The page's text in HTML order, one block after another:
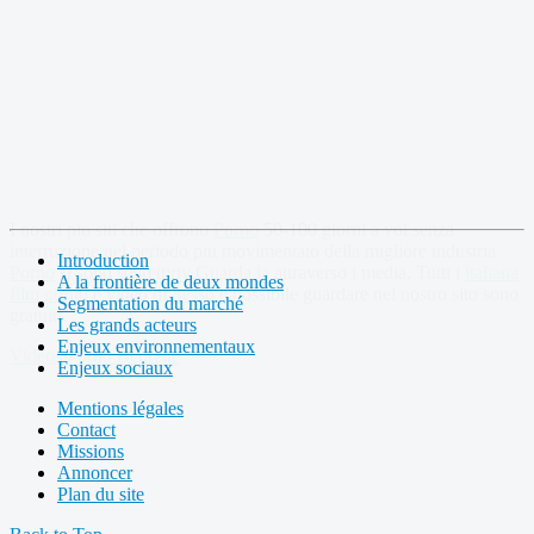
I nostri piu siti che offronoPorno50-100 giorni a voi senza
interruzione nel periodo piu movimentato della migliore industria
si sono seyrettiriy Guarda la attraverso i media. Tutti i
film pornoe video diSessoe possibile guardare nel nostro sito sono
gratuiti.
Videos Porno Beurette
Introduction
A la frontière de deux mondes
Segmentation du marché
Les grands acteurs
Enjeux environnementaux
Enjeux sociaux
Mentions légales
Contact
Missions
Annoncer
Plan du site